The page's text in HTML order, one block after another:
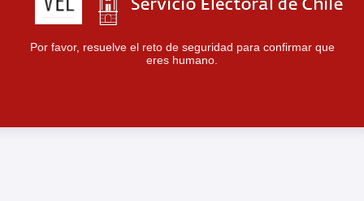
Por favor, resuelve el reto de seguridad para confirmar que
eres humano.